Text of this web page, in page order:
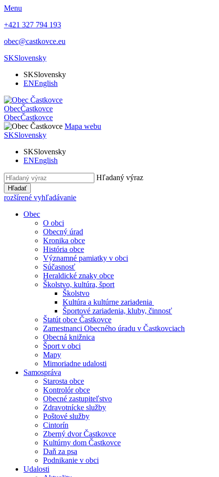
Menu
+421 327 794 193
obec@castkovce.eu
SKSlovensky
SKSlovensky
ENEnglish
ObecČastkovce
ObecČastkovce
Mapa webu
SKSlovensky
SKSlovensky
ENEnglish
Hľadaný výraz
Hľadať
rozšírené vyhľadávanie
Obec
O obci
Obecný úrad
Kronika obce
História obce
Významné pamiatky v obci
Súčasnosť
Heraldické znaky obce
Školstvo, kultúra, šport
Školstvo
Kultúra a kultúrne zariadenia
Športové zariadenia, kluby, činnosť
Štatút obce Častkovce
Zamestnanci Obecného úradu v Častkovciach
Obecná knižnica
Šport v obci
Mapy
Mimoriadne udalosti
Samospráva
Starosta obce
Kontrolór obce
Obecné zastupiteľstvo
Zdravotnícke služby
Poštové služby
Cintorín
Zberný dvor Častkovce
Kultúrny dom Častkovce
Daň za psa
Podnikanie v obci
Udalosti